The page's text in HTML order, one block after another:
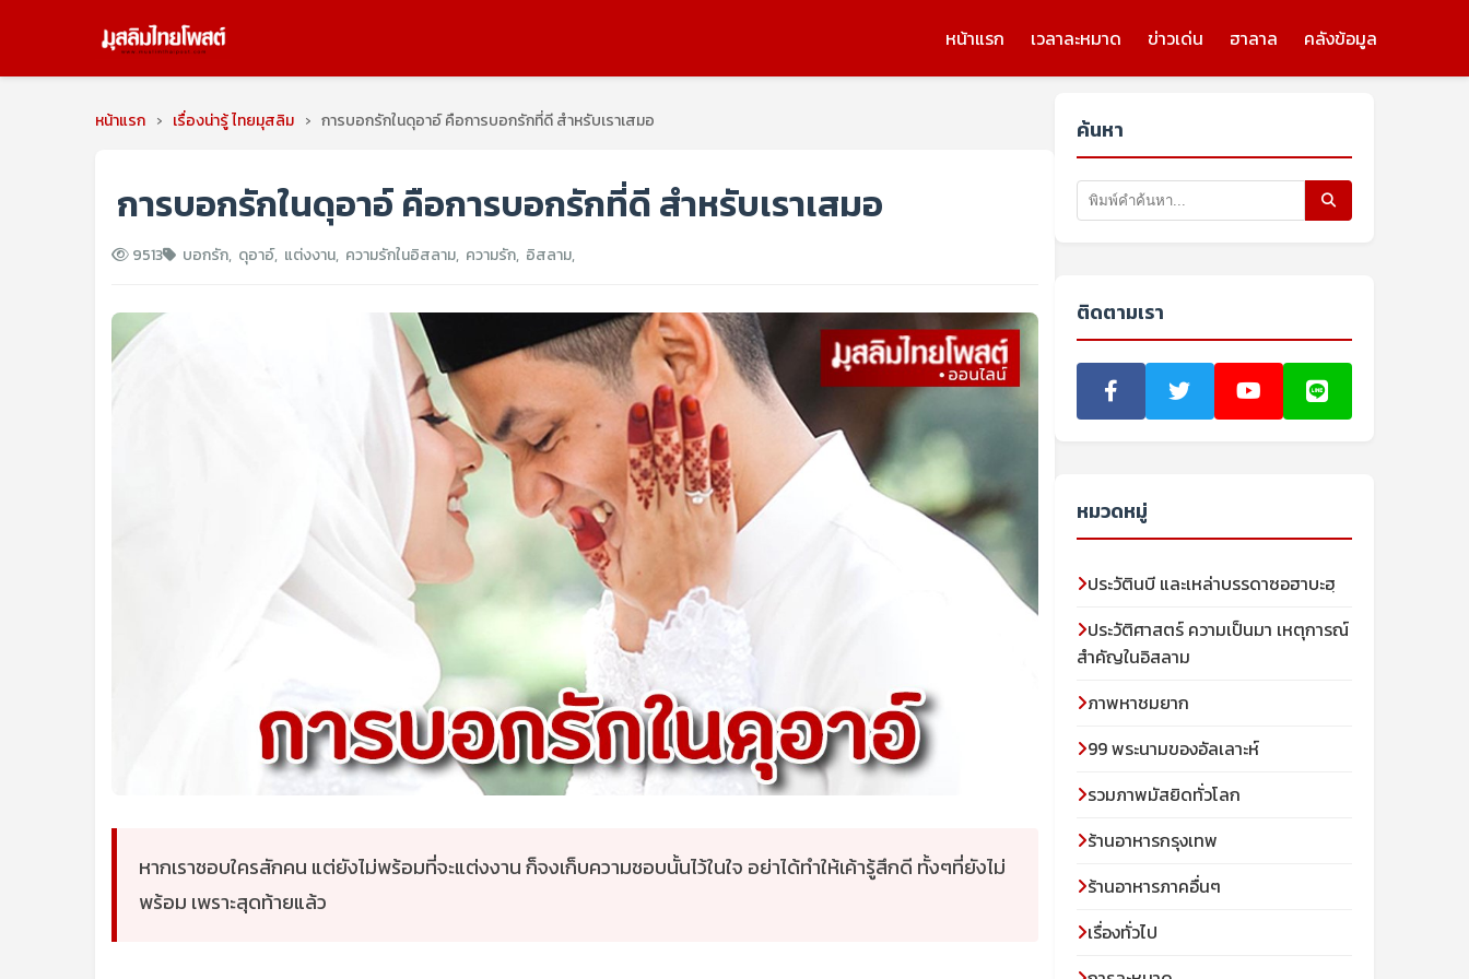
หน้าแรก เวลาละหมาด ข่าวเด่น ฮาลาล คลังข้อมูล
หน้าแรก › เรื่องน่ารู้ ไทยมุสลิม › การบอกรักในดุอาอ์ คือการบอกรักที่ดี สำหรับเราเสมอ
การบอกรักในดุอาอ์ คือการบอกรักที่ดี สำหรับเราเสมอ
9513 บอกรัก, ดุอาอ์, แต่งงาน, ความรักในอิสลาม, ความรัก, อิสลาม,
หากเราชอบใครสักคน แต่ยังไม่พร้อมที่จะแต่งงาน ก็จงเก็บความชอบนั้นไว้ในใจ อย่าได้ทำให้เค้ารู้สึกดี ทั้งๆที่ยังไม่
พร้อม เพราะสุดท้ายแล้ว
ค้นหา
ติดตามเรา
หมวดหมู่
ประวัตินบี และเหล่าบรรดาซอฮาบะฮฺ
ประวัติศาสตร์ ความเป็นมา เหตุการณ์
สำคัญในอิสลาม
ภาพหาชมยาก
99 พระนามของอัลเลาะห์
รวมภาพมัสยิดทั่วโลก
ร้านอาหารกรุงเทพ
ร้านอาหารภาคอื่นๆ
เรื่องทั่วไป